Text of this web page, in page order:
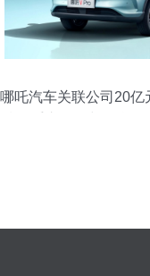
哪吒汽车关联公司20亿